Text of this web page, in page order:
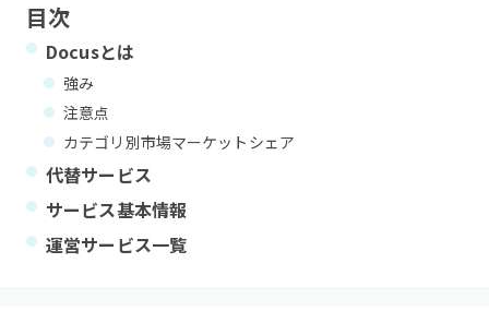
目次
Docusとは
強み
注意点
カテゴリ別市場マーケットシェア
代替サービス
サービス基本情報
運営サービス一覧